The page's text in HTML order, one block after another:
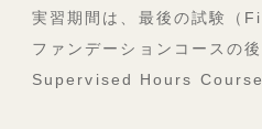
実習期間は、最後の試験（
ファンデーションコースの
Supervised Hours Course